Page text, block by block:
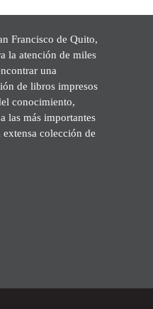
Francisco de Quito,
la atención de miles
una
de libros impresos
conocimiento,
las más importantes
colección de